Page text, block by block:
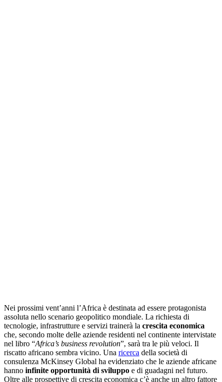
Nei prossimi vent’anni l’Africa è destinata ad essere protagonista
assoluta nello scenario geopolitico mondiale. La richiesta di
tecnologie, infrastrutture e servizi trainerà la crescita economica
che, secondo molte delle aziende residenti nel continente intervistate
nel libro “Africa’s business revolution”, sarà tra le più veloci. Il
riscatto africano sembra vicino. Una ricerca della società di
consulenza McKinsey Global ha evidenziato che le aziende africane
hanno infinite opportunità di sviluppo e di guadagni nel futuro.
Oltre alle prospettive di crescita economica c’è anche un altro fattore